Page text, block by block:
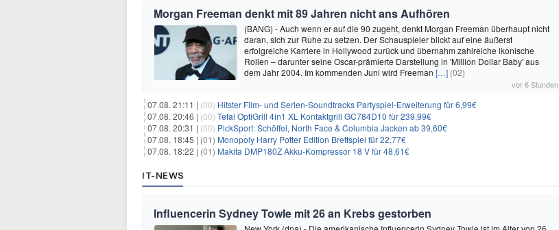
Morgan Freeman denkt mit 89 Jahren nicht ans Aufhören
(BANG) - Auch wenn er auf die 90 zugeht, denkt Morgan Freeman überhaupt nicht
daran, sich zur Ruhe zu setzen. Der Schauspieler blickt auf eine äußerst
erfolgreiche Karriere in Hollywood zurück und übernahm zahlreiche ikonische
Rollen – darunter seine Oscar-prämierte Darstellung in 'Million Dollar Baby' aus
dem Jahr 2004. Im kommenden Juni wird Freeman […] (02)
vor 6 Stunden
07.08. 21:11 | (00) Hitster Film- und Serien-Soundtracks Partyspiel-Erweiterung für 6,99€
07.08. 20:46 | (00) Tefal OptiGrill 4in1 XL Kontaktgrill GC784D10 für 239,99€
07.08. 20:31 | (00) PickSport: Schöffel, North Face & Columbia Jacken ab 39,60€
07.08. 18:45 | (01) Monopoly Harry Potter Edition Brettspiel für 22,77€
07.08. 18:22 | (01) Makita DMP180Z Akku-Kompressor 18 V für 48,61€
IT-NEWS
Influencerin Sydney Towle mit 26 an Krebs gestorben